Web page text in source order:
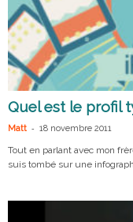
Quel est le profil
Matt - 18 novembre 2011
Tout en parlant avec mon
suis tombé sur une